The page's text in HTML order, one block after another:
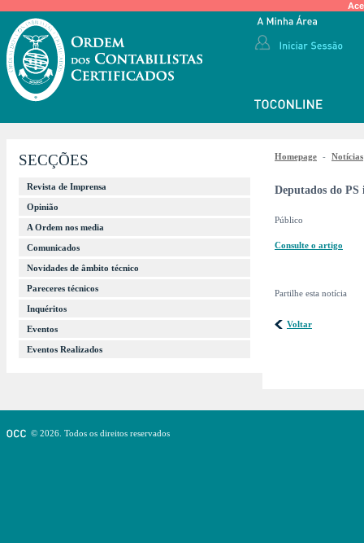
SECÇÕES
Revista de Imprensa
Opinião
A Ordem nos media
Comunicados
Novidades de âmbito técnico
Pareceres técnicos
Inquéritos
Eventos
Eventos Realizados
Homepage - Notícias
Deputados do PS
Público
Consulte o artigo
Partilhe esta notícia
Voltar
© 2026. Todos os direitos reservados